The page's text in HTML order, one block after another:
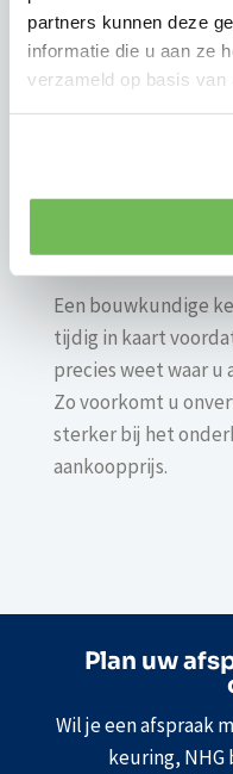
partners kunnen deze
informatie die u aan ze
verzameld op basis van
opgeleverde
tijdens een
aandachtspunten
onvolledige of
gebreken aan
Een bouwkundige
tijdig in kaart
precies weet waar u
Zo voorkomt u
sterker bij het
aankoopprijs.
Plan uw
Wil je een afspraak
keuring,